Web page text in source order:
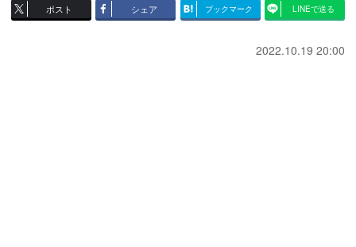
ポスト シェア ブックマーク LINEで送る
2022.10.19 20:00